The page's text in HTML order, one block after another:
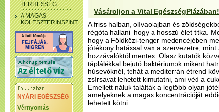
TERHESSÉG
A MAGAS
KOLESZTERINSZINT
NYÁRI EGÉSZSÉG
Vérnyomás
Vásároljon a Vital EgészségPlázában!
A friss halban, olívaolajban és
régóta hallani, hogy a hosszú élet titka.
hogy a Földközi-tenger medencéjében
jótékony hatással van a szervezetre, mint
hozzávalóktól mentes. Olasz kutatók
táplálékkal bejutó baktériumok miként
húsevőknél, tehát a mediterrán étrend
zsírsavat lehetett kimutatni, ami véd a
Emellett náluk találták a legtöbb olyan
amelyeknek a magas koncentrációját
lehetett kötni.